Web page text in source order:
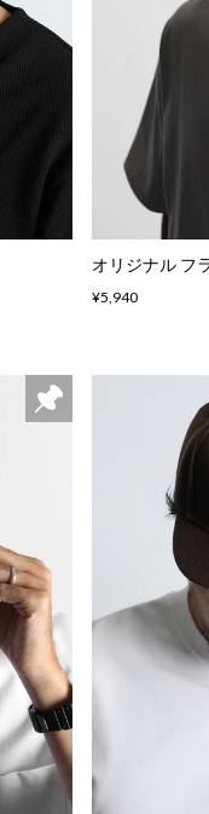
オリジナル フ
¥5,940